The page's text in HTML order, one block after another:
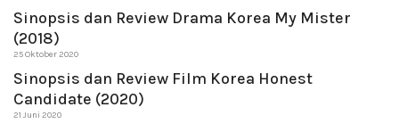
Sinopsis dan Review Drama Korea My Mister
(2018)
25 Oktober 2020
Sinopsis dan Review Film Korea Honest
Candidate (2020)
21 Juni 2020